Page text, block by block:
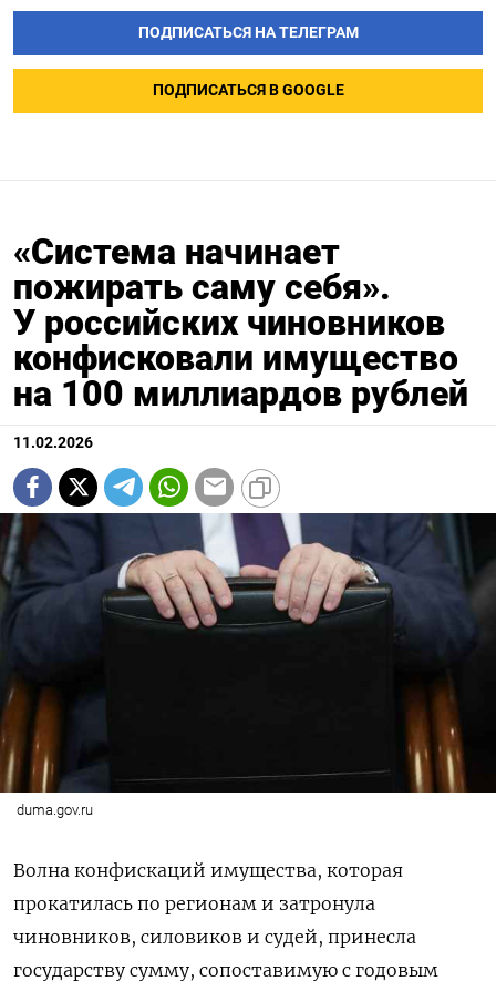
ПОДПИСАТЬСЯ НА ТЕЛЕГРАМ
ПОДПИСАТЬСЯ В GOOGLE
«Система начинает
пожирать саму себя».
У российских чиновников
конфисковали имущество
на 100 миллиардов рублей
11.02.2026
duma.gov.ru
Волна конфискаций имущества, которая
прокатилась по регионам и затронула
чиновников, силовиков и судей, принесла
государству сумму, сопоставимую с годовым